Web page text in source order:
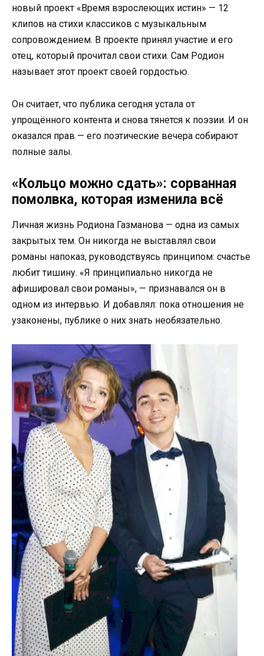
новый проект «Время взрослеющих истин» — 12
клипов на стихи классиков с музыкальным
сопровождением. В проекте принял участие и его
отец, который прочитал свои стихи. Сам Родион
называет этот проект своей гордостью.
Он считает, что публика сегодня устала от
упрощённого контента и снова тянется к поэзии. И он
оказался прав — его поэтические вечера собирают
полные залы.
«Кольцо можно сдать»: сорванная
помолвка, которая изменила всё
Личная жизнь Родиона Газманова — одна из самых
закрытых тем. Он никогда не выставлял свои
романы напоказ, руководствуясь принципом: счастье
любит тишину. «Я принципиально никогда не
афишировал свои романы», — признавался он в
одном из интервью. И добавлял: пока отношения не
узаконены, публике о них знать необязательно.